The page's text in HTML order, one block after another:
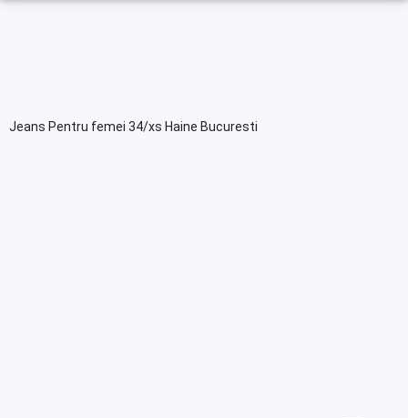
Jeans Pentru femei 34/xs Haine Bucuresti